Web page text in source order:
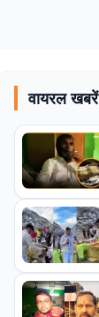
वायरल खबरें